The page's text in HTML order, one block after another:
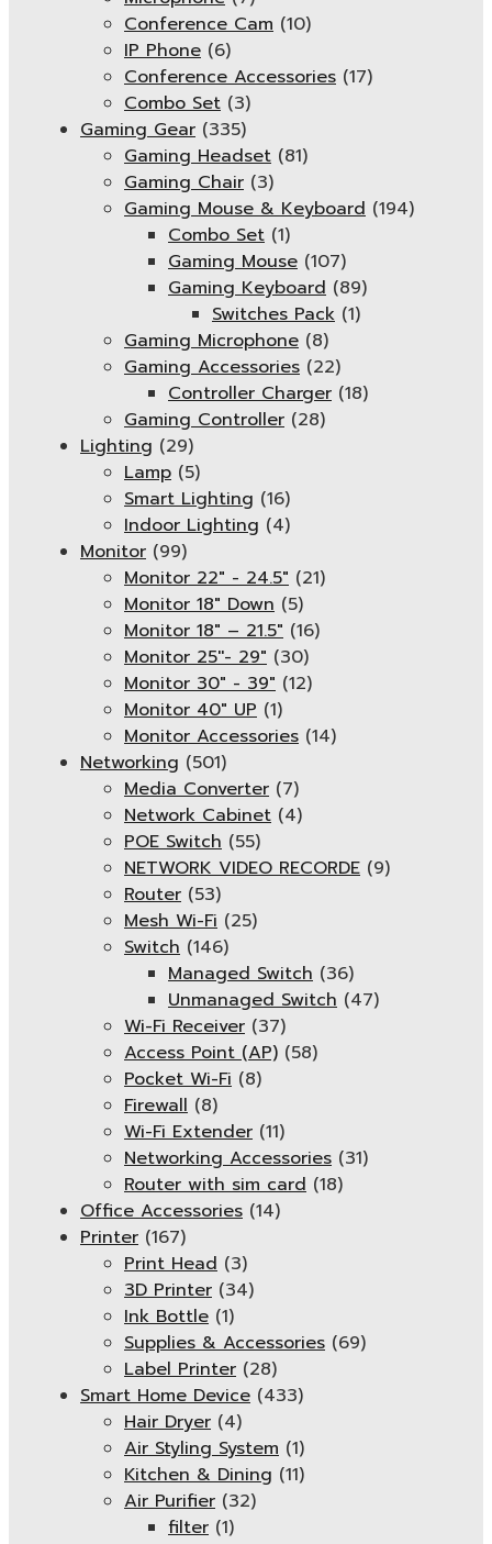
Conference Cam (10)
IP Phone (6)
Conference Accessories (17)
Combo Set (3)
Gaming Gear (335)
Gaming Headset (81)
Gaming Chair (3)
Gaming Mouse & Keyboard (194)
Combo Set (1)
Gaming Mouse (107)
Gaming Keyboard (89)
Switches Pack (1)
Gaming Microphone (8)
Gaming Accessories (22)
Controller Charger (18)
Gaming Controller (28)
Lighting (29)
Lamp (5)
Smart Lighting (16)
Indoor Lighting (4)
Monitor (99)
Monitor 22" - 24.5" (21)
Monitor 18" Down (5)
Monitor 18″ – 21.5″ (16)
Monitor 25''- 29" (30)
Monitor 30" - 39" (12)
Monitor 40" UP (1)
Monitor Accessories (14)
Networking (501)
Media Converter (7)
Network Cabinet (4)
POE Switch (55)
NETWORK VIDEO RECORDE (9)
Router (53)
Mesh Wi-Fi (25)
Switch (146)
Managed Switch (36)
Unmanaged Switch (47)
Wi-Fi Receiver (37)
Access Point (AP) (58)
Pocket Wi-Fi (8)
Firewall (8)
Wi-Fi Extender (11)
Networking Accessories (31)
Router with sim card (18)
Office Accessories (14)
Printer (167)
Print Head (3)
3D Printer (34)
Ink Bottle (1)
Supplies & Accessories (69)
Label Printer (28)
Smart Home Device (433)
Hair Dryer (4)
Air Styling System (1)
Kitchen & Dining (11)
Air Purifier (32)
filter (1)